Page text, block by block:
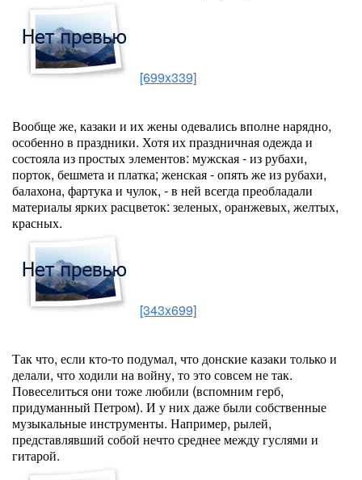
[699x339]
Вообще же, казаки и их жены одевались вполне нарядно,
особенно в праздники. Хотя их праздничная одежда и
состояла из простых элементов: мужская - из рубахи,
порток, бешмета и платка; женская - опять же из рубахи,
балахона, фартука и чулок, - в ней всегда преобладали
материалы ярких расцветок: зеленых, оранжевых, желтых,
красных.
[343x699]
Так что, если кто-то подумал, что донские казаки только и
делали, что ходили на войну, то это совсем не так.
Повеселиться они тоже любили (вспомним герб,
придуманный Петром). И у них даже были собственные
музыкальные инструменты. Например, рылей,
представлявший собой нечто среднее между гуслями и
гитарой.